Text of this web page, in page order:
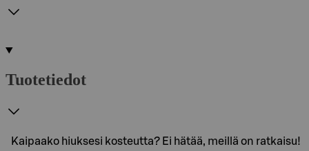
Tuotetiedot
Kaipaako hiuksesi kosteutta? Ei hätää, meillä on ratkaisu!